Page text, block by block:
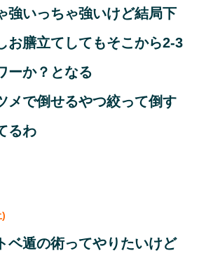
強いっちゃ強いけど結局下
お膳立てしてもそこから2-3
ーか？となる
メで倒せるやつ絞って倒す
るわ
ベ遁の術ってやりたいけど